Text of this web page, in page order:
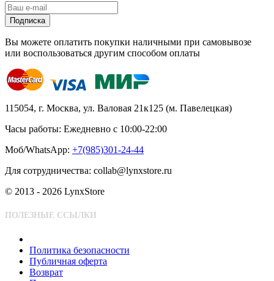
Подписка
Вы можете оплатить покупки наличными при самовывозе
или воспользоваться другим способом оплаты
115054, г. Москва, ул. Валовая 21к125 (м. Павелецкая)
Часы работы: Ежедневно с 10:00-22:00
Моб/WhatsApp: +7(985)301-24-44
Для сотрудничества: collab@lynxstore.ru
© 2013 - 2026 LynxStore
ПОЛЕЗНЫЕ ССЫЛКИ
Политика безопасности
Публичная оферта
Возврат